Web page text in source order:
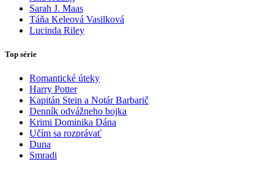
Sarah J. Maas
Táňa Keleová Vasilková
Lucinda Riley
Top série
Romantické úteky
Harry Potter
Kapitán Stein a Notár Barbarič
Denník odvážneho bojka
Krimi Dominika Dána
Učím sa rozprávať
Duna
Smradi